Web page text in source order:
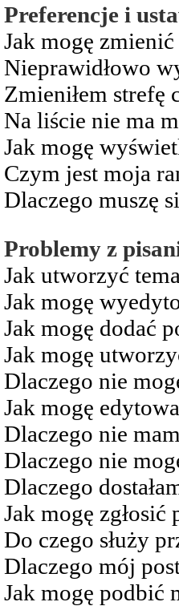
Preferencje i
Jak mogę
Nieprawidłowo
Zmieniłem strefę
Na liście nie ma
Jak mogę
Czym jest moja
Dlaczego muszę
Problemy z
Jak utworzyć
Jak mogę
Jak mogę dodać
Jak mogę
Dlaczego nie
Jak mogę
Dlaczego nie
Dlaczego nie
Dlaczego
Jak mogę
Do czego służy
Dlaczego mój
Jak mogę podbić